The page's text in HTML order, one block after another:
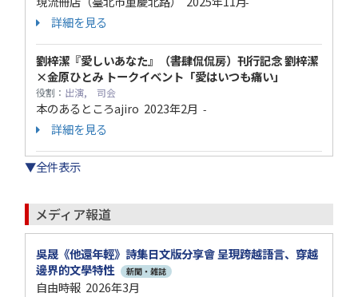
詳細を見る
劉梓潔『愛しいあなた』（書肆侃侃房）刊行記念 劉梓潔
×金原ひとみ トークイベント「愛はいつも痛い」
役割： 出演, 司会
本のあるところajiro 2023年2月 -
詳細を見る
▼全件表示
メディア報道
吳晟《他還年輕》詩集日文版分享會 呈現跨越語言、穿越
邊界的文學特性
新聞・雑誌
自由時報 2026年3月